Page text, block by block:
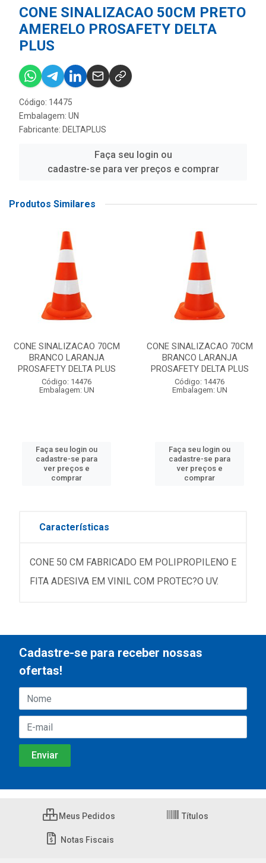
CONE SINALIZACAO 50CM PRETO
AMERELO PROSAFETY DELTA
PLUS
Código: 14475
Embalagem: UN
Fabricante: DELTAPLUS
Faça seu login ou
cadastre-se para ver preços e comprar
Produtos Similares
CONE SINALIZACAO 70CM
BRANCO LARANJA
PROSAFETY DELTA PLUS
Código: 14476
Embalagem: UN
Faça seu login ou
cadastre-se para
ver preços e
comprar
CONE SINALIZACAO 70CM
BRANCO LARANJA
PROSAFETY DELTA PLUS
Código: 14476
Embalagem: UN
Faça seu login ou
cadastre-se para
ver preços e
comprar
Características
CONE 50 CM FABRICADO EM POLIPROPILENO E
FITA ADESIVA EM VINIL COM PROTEC?O UV.
Cadastre-se para receber nossas
ofertas!
Meus Pedidos Títulos
Notas Fiscais